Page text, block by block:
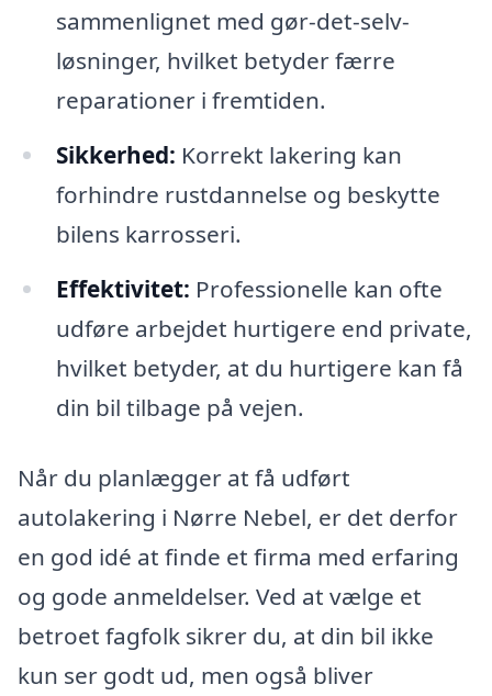
sammenlignet med gør-det-selv-
løsninger, hvilket betyder færre
reparationer i fremtiden.
Sikkerhed: Korrekt lakering kan
forhindre rustdannelse og beskytte
bilens karrosseri.
Effektivitet: Professionelle kan ofte
udføre arbejdet hurtigere end private,
hvilket betyder, at du hurtigere kan få
din bil tilbage på vejen.
Når du planlægger at få udført
autolakering i Nørre Nebel, er det derfor
en god idé at finde et firma med erfaring
og gode anmeldelser. Ved at vælge et
betroet fagfolk sikrer du, at din bil ikke
kun ser godt ud, men også bliver